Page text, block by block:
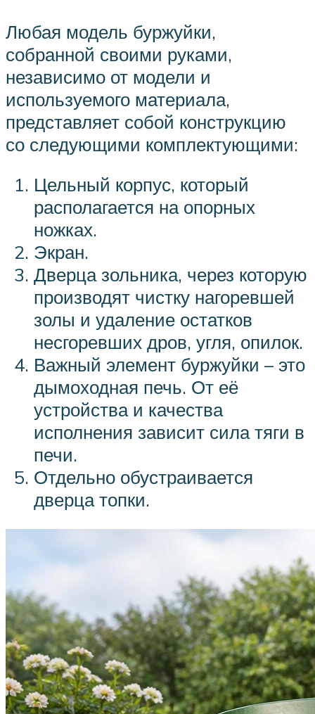
Любая модель буржуйки,
собранной своими руками,
независимо от модели и
используемого материала,
представляет собой конструкцию
со следующими комплектующими:
Цельный корпус, который
располагается на опорных
ножках.
Экран.
Дверца зольника, через которую
производят чистку нагоревшей
золы и удаление остатков
несгоревших дров, угля, опилок.
Важный элемент буржуйки – это
дымоходная печь. От её
устройства и качества
исполнения зависит сила тяги в
печи.
Отдельно обустраивается
дверца топки.